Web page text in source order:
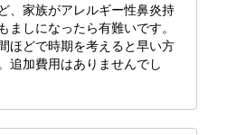
、家族がアレルギー性鼻炎持
ましになったら有難いです。
ほどで時期を考えると早い方
追加費用はありませんでし